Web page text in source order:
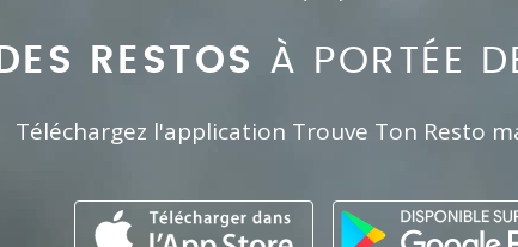
DES RESTOS À PORTÉE
Téléchargez l'application Trouve Ton Resto